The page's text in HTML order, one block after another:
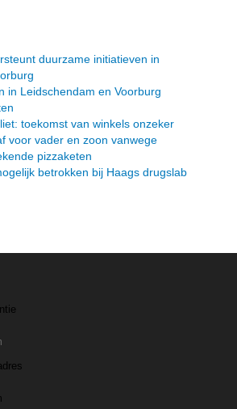
duurzame initiatieven in
in Leidschendam en Voorburg
toekomst van winkels onzeker
voor vader en zoon vanwege
pizzaketen
betrokken bij Haags drugslab